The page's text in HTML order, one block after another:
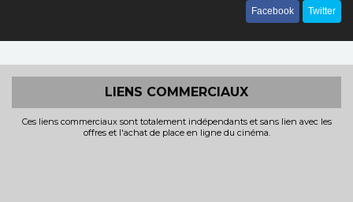
Facebook Twitter
LIENS COMMERCIAUX
Ces liens commerciaux sont totalement indépendants et sans lien avec les
offres et l'achat de place en ligne du cinéma.